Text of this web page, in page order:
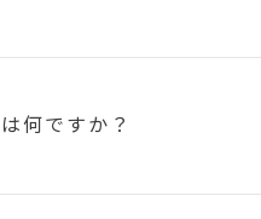
何ですか？